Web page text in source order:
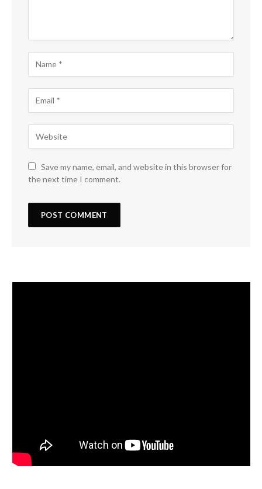
Save my name, email, and website in this browser for
the next time I comment.